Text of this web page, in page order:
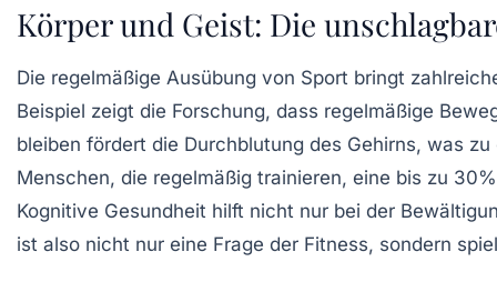
Körper und Geist: Die
Die regelmäßige Ausübung von Sport bringt
Beispiel zeigt die Forschung, dass regelmäßige
bleiben fördert die Durchblutung des Gehirns, was
Menschen, die regelmäßig trainieren, eine bis zu
Kognitive Gesundheit hilft nicht nur bei der
ist also nicht nur eine Frage der Fitness, sondern